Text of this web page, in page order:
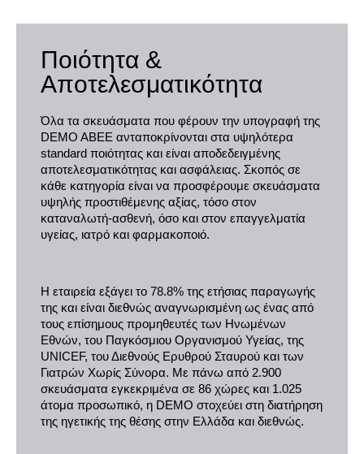
Ποιότητα &
Αποτελεσματικότητα
Όλα τα σκευάσματα που φέρουν την υπογραφή της
DEMO ABEE ανταποκρίνονται στα υψηλότερα
standard ποιότητας και είναι αποδεδειγμένης
αποτελεσματικότητας και ασφάλειας. Σκοπός σε
κάθε κατηγορία είναι να προσφέρουμε σκευάσματα
υψηλής προστιθέμενης αξίας, τόσο στον
καταναλωτή-ασθενή, όσο και στον επαγγελματία
υγείας, ιατρό και φαρμακοποιό.
Η εταιρεία εξάγει το 78.8% της ετήσιας παραγωγής
της και είναι διεθνώς αναγνωρισμένη ως ένας από
τους επίσημους προμηθευτές των Ηνωμένων
Εθνών, του Παγκόσμιου Οργανισμού Υγείας, της
UNICEF, του Διεθνούς Ερυθρού Σταυρού και των
Γιατρών Χωρίς Σύνορα. Με πάνω από 2.900
σκευάσματα εγκεκριμένα σε 86 χώρες και 1.025
άτομα προσωπικό, η DEMO στοχεύει στη διατήρηση
της ηγετικής της θέσης στην Ελλάδα και διεθνώς.